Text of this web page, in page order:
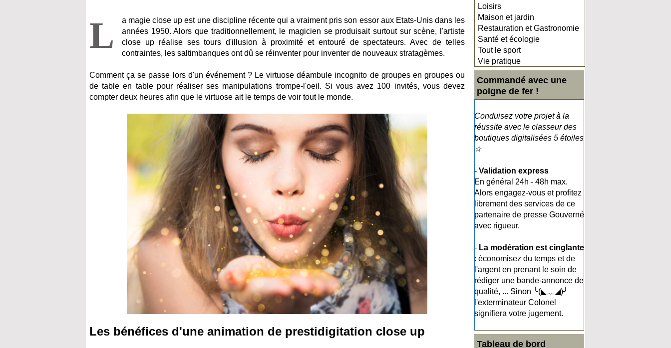
Loisirs
Maison et jardin
Restauration et Gastronomie
Santé et écologie
Tout le sport
Vie pratique
Commandé avec une
poigne de fer !
Conduisez votre projet à la
réussite avec le classeur des
boutiques digitalisées 5 étoiles
☆
- Validation express
En général 24h - 48h max.
Alors engagez-vous et profitez
librement des services de ce
partenaire de presse Gouverné
avec rigueur.
- La modération est cinglante
: économisez du temps et de
l'argent en prenant le soin de
rédiger une bande-annonce de
qualité, ... Sinon ╰(◣﹏◢)╯
l'exterminateur Colonel
signifiera votre jugement.
Tableau de bord
L
a magie close up est une discipline récente qui a vraiment pris son essor aux Etats-Unis dans les
années 1950. Alors que traditionnellement, le magicien se produisait surtout sur scène, l'artiste
close up réalise ses tours d'illusion à proximité et entouré de spectateurs. Avec de telles
contraintes, les saltimbanques ont dû se réinventer pour inventer de nouveaux stratagèmes.
Comment ça se passe lors d'un événement ? Le virtuose déambule incognito de groupes en groupes ou
de table en table pour réaliser ses manipulations trompe-l'oeil. Si vous avez 100 invités, vous devez
compter deux heures afin que le virtuose ait le temps de voir tout le monde.
Les bénéfices d'une animation de prestidigitation close up